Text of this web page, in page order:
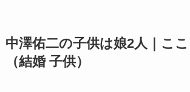
中澤佑二の子供は娘2人｜こ
（結婚 子供）